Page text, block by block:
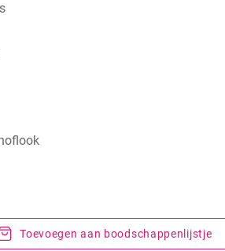
Toevoegen aan boodschappenlijstje